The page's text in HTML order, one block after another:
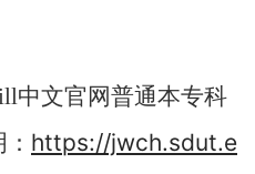
中文官网普通本专科
https://jwch.sdut.e